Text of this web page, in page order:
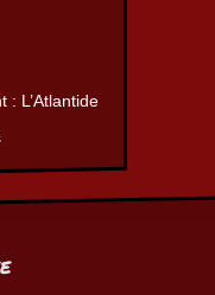
: L’Atlantide